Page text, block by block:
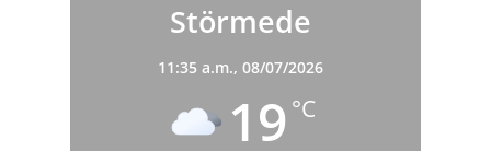
Störmede
11:35 a.m., 08/07/2026
19 °C